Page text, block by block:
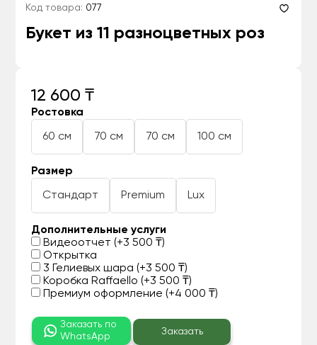
Код товара: 077
Букет из 11 разноцветных роз
12 600 ₸
Ростовка
60 см 70 см 70 см 100 см
Размер
Стандарт Premium Lux
Дополнительные услуги
Видеоотчет (+3 500 ₸)
Открытка
3 Гелиевых шара (+3 500 ₸)
Коробка Raffaello (+3 500 ₸)
Премиум оформление (+4 000 ₸)
Заказать по
WhatsApp
Заказать